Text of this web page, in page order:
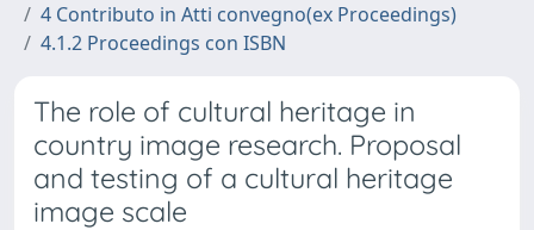
4 Contributo in Atti convegno(ex Proceedings)
4.1.2 Proceedings con ISBN
The role of cultural heritage in
country image research. Proposal
and testing of a cultural heritage
image scale